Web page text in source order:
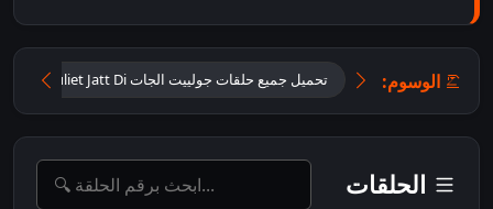
الوسوم: تحميل جميع حلقات جولييت الجات Tu Juliet Jatt Di مترجمة
الحلقات